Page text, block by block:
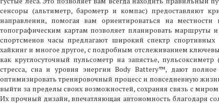
сенсоры (альтиметр, барометр и компас) предоставляют
направлении, помогая вам ориентироваться на
топографическим картам позволяет планировать маршруты
спортсменов часы предлагают широкий спектр
хайкинг и многое другое, с подробным отслеживанием
как круглосуточный пульсометр на запястье,
стресса, сна и уровня энергии Body Battery™, дают
оптимизировать тренировочный процесс и повседневную
выйти за пределы своих возможностей, сохраняя связь с
Их прочный дизайн, впечатляющая автономность благодаря